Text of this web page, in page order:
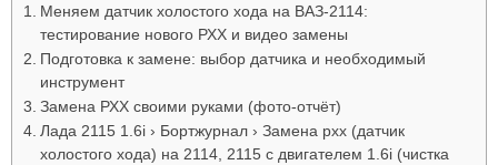
Меняем датчик холостого хода на ВАЗ-2114:
тестирование нового РХХ и видео замены
Подготовка к замене: выбор датчика и необходимый
инструмент
Замена РХХ своими руками (фото-отчёт)
Лада 2115 1.6i › Бортжурнал › Замена рхх (датчик
холостого хода) на 2114, 2115 с двигателем 1.6i (чистка